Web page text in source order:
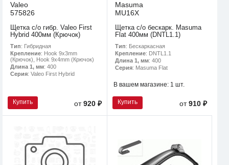
Valeo
575826
Щетка с/о гибр. Valeo First
Hybrid 400мм (Крючок)
Тип: Гибридная
Крепление: Hook 9x3mm
(Крючок), Hook 9x4mm (Крючок)
Длина 1, мм: 400
Серия: Valeo First Hybrid
Купить от920 ₽
Masuma
MU16X
Щетка с/о бескарк. Masuma
Flat 400мм (DNTL1.1)
Тип: Бескаркасная
Крепление: DNTL1.1
Длина 1, мм: 400
Серия: Masuma Flat
В вашем магазине: 1 шт.
Купить от910 ₽